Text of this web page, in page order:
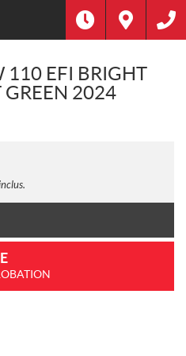
110 EFI BRIGHT
2024